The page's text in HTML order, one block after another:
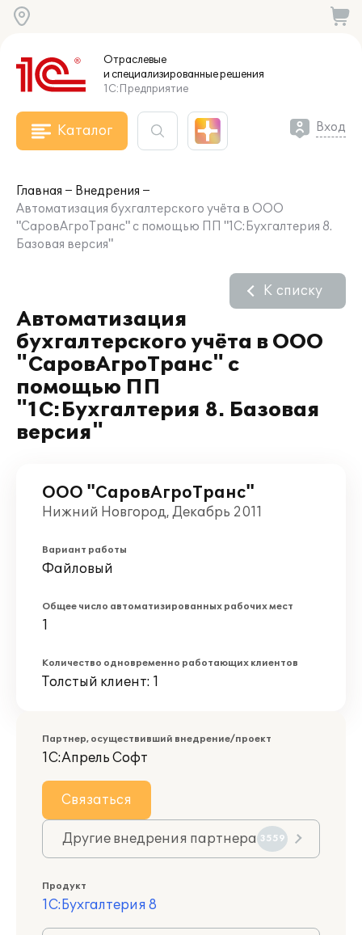
Отраслевые
и специализированныерешения
1С:Предприятие
Каталог Вход
Главная
Внедрения
Автоматизация бухгалтерского учёта в ООО
"СаровАгроТранс" с помощью ПП "1C:Бухгалтерия 8.
Базовая версия"
Автоматизация
бухгалтерского учёта в ООО
"СаровАгроТранс" с
помощью ПП
"1C:Бухгалтерия 8. Базовая
версия"
К списку
ООО "СаровАгроТранс"
Нижний Новгород, Декабрь 2011
Вариант работы
Файловый
Общее число автоматизированных рабочих мест
1
Количество одновременно работающих клиентов
Толстый клиент: 1
Партнер, осуществивший внедрение/проект
1С:Апрель Софт
Связаться
Другие внедрения партнера 3559
Продукт
1С:Бухгалтерия 8